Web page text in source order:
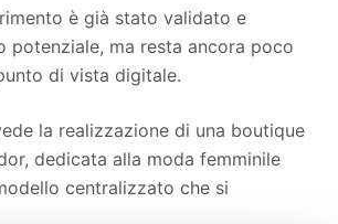
è già stato validato e
potenziale, ma resta ancora poco
di vista digitale.
la realizzazione di una boutique
dedicata alla moda femminile
centralizzato che si